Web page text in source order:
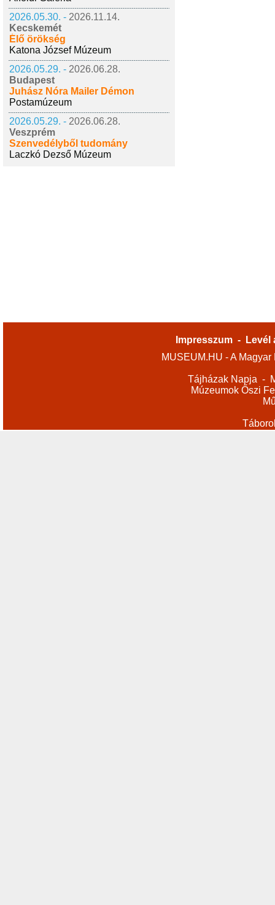
2026.05.30. - 2026.11.14.
Kecskemét
Élő örökség
Katona József Múzeum
2026.05.29. - 2026.06.28.
Budapest
Juhász Nóra Mailer Démon
Postamúzeum
2026.05.29. - 2026.06.28.
Veszprém
Szenvedélyből tudomány
Laczkó Dezső Múzeum
Impresszum -
Levél
MUSEUM.HU - A
Tájházak Napja -
Múzeumok Őszi